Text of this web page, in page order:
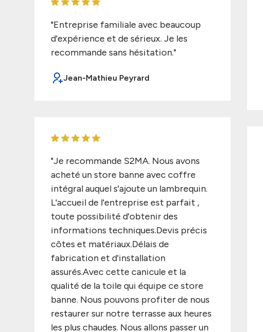
"Entreprise familiale avec beaucoup
d'expérience et de sérieux. Je les
recommande sans hésitation."
Jean-Mathieu Peyrard
"Je recommande S2MA. Nous avons
acheté un store banne avec coffre
intégral auquel s'ajoute un lambrequin.
L'accueil de l'entreprise est parfait ,
toute possibilité d'obtenir des
informations techniques.Devis précis
côtes et matériaux.Délais de
fabrication et d'installation
assurés.Avec cette canicule et la
qualité de la toile qui équipe ce store
banne. Nous pouvons profiter de nous
restaurer sur notre terrasse aux heures
les plus chaudes. Nous allons passer un